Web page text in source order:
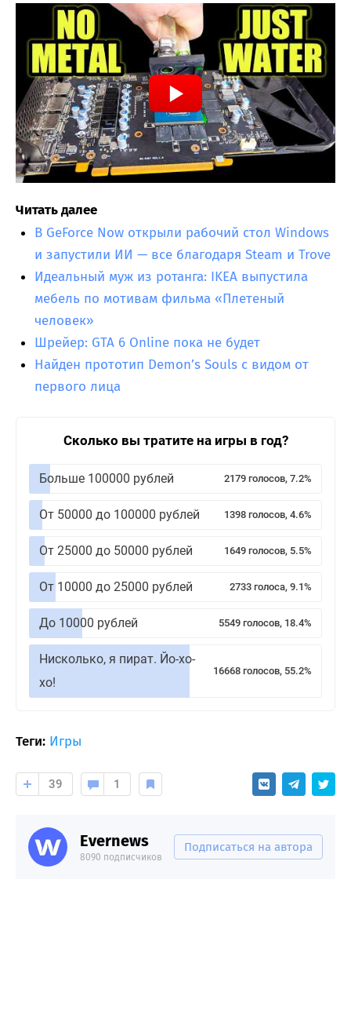
Читать далее
В GeForce Now открыли рабочий стол Windows
и запустили ИИ — все благодаря Steam и Trove
Идеальный муж из ротанга: IKEA выпустила
мебель по мотивам фильма «Плетеный
человек»
Шрейер: GTA 6 Online пока не будет
Найден прототип Demon’s Souls с видом от
первого лица
Сколько вы тратите на игры в год?
Больше 100000 рублей 2179 голосов, 7.2%
От 50000 до 100000 рублей 1398 голосов, 4.6%
От 25000 до 50000 рублей 1649 голосов, 5.5%
От 10000 до 25000 рублей 2733 голоса, 9.1%
До 10000 рублей 5549 голосов, 18.4%
Нисколько, я пират. Йо-хо-
хо!
16668 голосов, 55.2%
Теги: Игры
39 1
Evernews
8090 подписчиков
Подписаться на автора